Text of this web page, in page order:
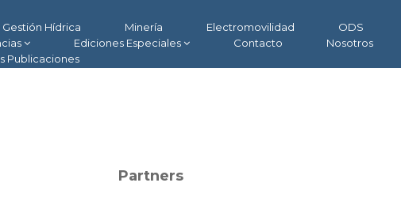
Gestión Hídrica Minería Electromovilidad
ODS
Ediciones Especiales Contacto
Nosotros
Publicaciones
Partners